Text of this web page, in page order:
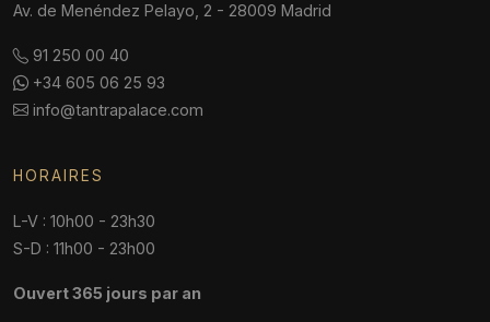
Av. de Menéndez Pelayo, 2 - 28009 Madrid
91 250 00 40
+34 605 06 25 93
info@tantrapalace.com
HORAIRES
L-V : 10h00 - 23h30
S-D : 11h00 - 23h00
Ouvert 365 jours par an